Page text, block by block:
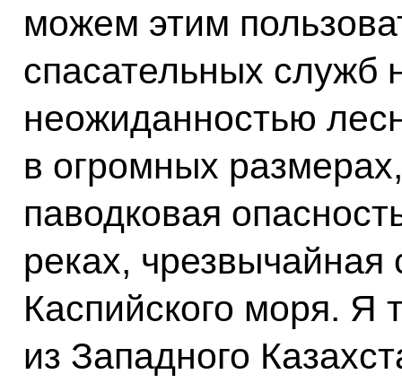
можем этим
спасательных служб
неожиданностью
в огромных
паводковая
реках, чрезвычайная
Каспийского моря. Я
из Западного